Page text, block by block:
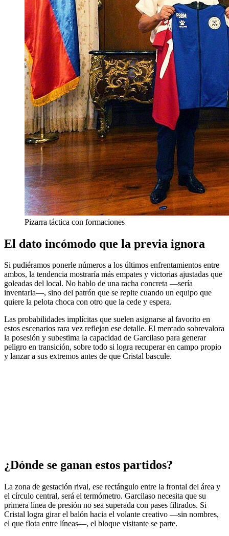
Pizarra táctica con formaciones
El dato incómodo que la previa ignora
Si pudiéramos ponerle números a los últimos enfrentamientos entre
ambos, la tendencia mostraría más empates y victorias ajustadas que
goleadas del local. No hablo de una racha concreta —sería
inventarla—, sino del patrón que se repite cuando un equipo que
quiere la pelota choca con otro que la cede y espera.
Las probabilidades implícitas que suelen asignarse al favorito en
estos escenarios rara vez reflejan ese detalle. El mercado sobrevalora
la posesión y subestima la capacidad de Garcilaso para generar
peligro en transición, sobre todo si logra recuperar en campo propio
y lanzar a sus extremos antes de que Cristal bascule.
¿Dónde se ganan estos partidos?
La zona de gestación rival, ese rectángulo entre la frontal del área y
el círculo central, será el termómetro. Garcilaso necesita que su
primera línea de presión no sea superada con pases filtrados. Si
Cristal logra girar el balón hacia el volante creativo —sin nombres,
el que flota entre líneas—, el bloque visitante se parte.